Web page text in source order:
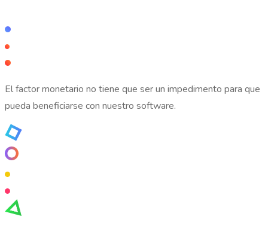
El factor monetario no tiene que ser un impedimento para que
pueda beneficiarse con nuestro software.